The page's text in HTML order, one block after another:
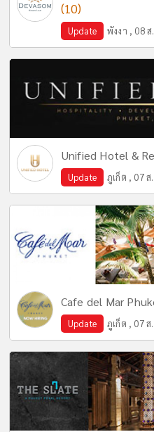
(10)
Update พังงา , 08
Unified Hotel &
Update ภูเก็ต , 07 ส
Cafe del Mar
Update ภูเก็ต , 07 ส